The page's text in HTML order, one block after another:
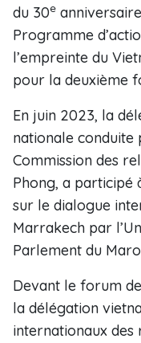
du 30e
Programme
l’empreinte du
pour la deuxième
En juin 2023, la
nationale
Commission des
Phong, a participé
sur le dialogue
Marrakech par
Parlement du
Devant le forum
la délégation
internationaux des